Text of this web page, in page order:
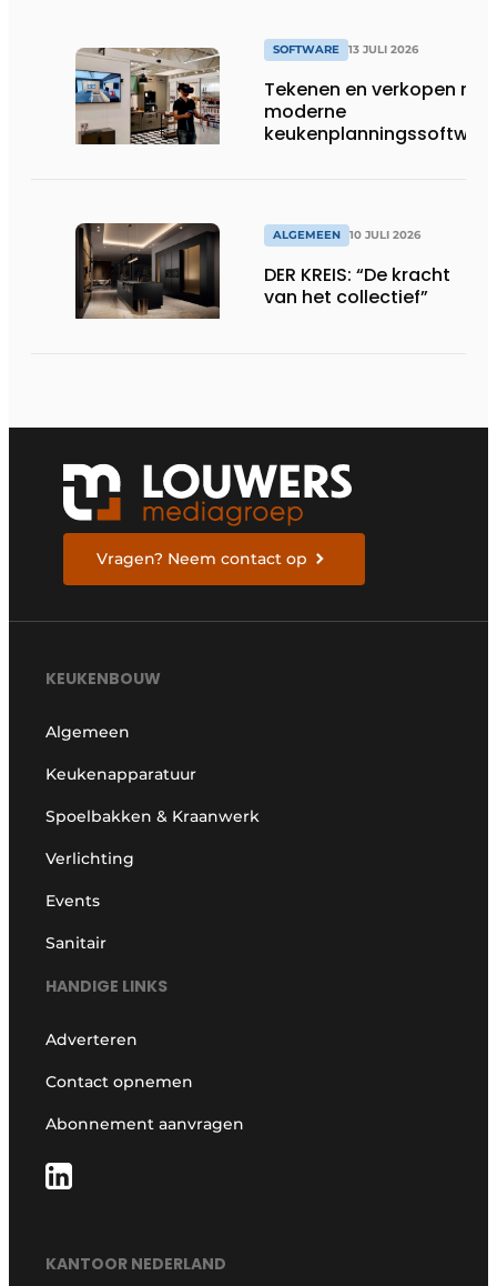
SOFTWARE 13 JULI 2026
Tekenen en verkopen met
moderne
keukenplanningssoftware
ALGEMEEN 10 JULI 2026
DER KREIS: “De kracht
van het collectief”
Vragen? Neem contact op
KEUKENBOUW
Algemeen
Keukenapparatuur
Spoelbakken & Kraanwerk
Verlichting
Events
Sanitair
HANDIGE LINKS
Adverteren
Contact opnemen
Abonnement aanvragen
KANTOOR NEDERLAND